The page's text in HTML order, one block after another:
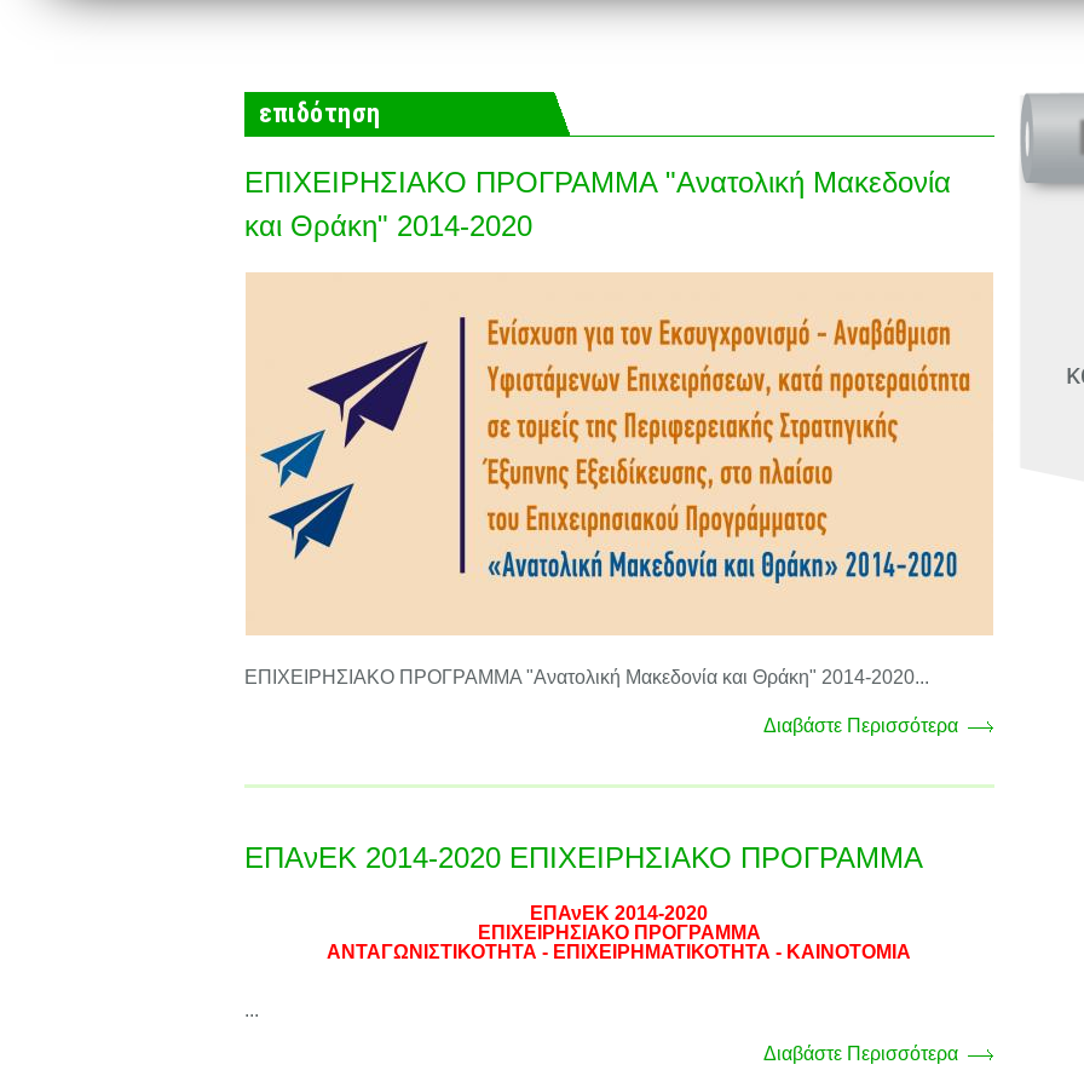
επιδότηση
ΕΠΙΧΕΙΡΗΣΙΑΚΟ ΠΡΟΓΡΑΜΜΑ "Ανατολική Μακεδονία
και Θράκη" 2014-2020
ΕΠΙΧΕΙΡΗΣΙΑΚΟ ΠΡΟΓΡΑΜΜΑ "Ανατολική Μακεδονία και Θράκη" 2014-2020...
Διαβάστε Περισσότερα
ΕΠΑνΕΚ 2014-2020 ΕΠΙΧΕΙΡΗΣΙΑΚΟ ΠΡΟΓΡΑΜΜΑ
ΕΠΑνΕΚ 2014-2020
ΕΠΙΧΕΙΡΗΣΙΑΚΟ ΠΡΟΓΡΑΜΜΑ
ΑΝΤΑΓΩΝΙΣΤΙΚΟΤΗΤΑ - ΕΠΙΧΕΙΡΗΜΑΤΙΚΟΤΗΤΑ - ΚΑΙΝΟΤΟΜΙΑ
...
Διαβάστε Περισσότερα